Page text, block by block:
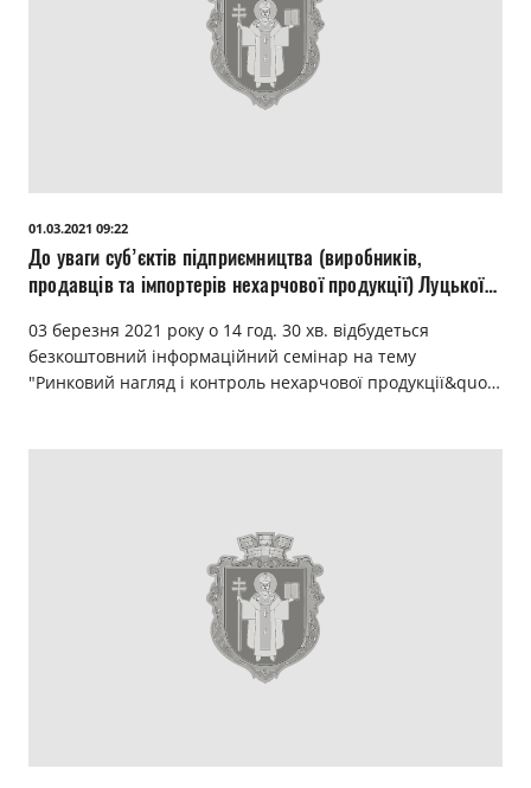
01.03.2021 09:22
До уваги суб’єктів підприємництва (виробників,
продавців та імпортерів нехарчової продукції) Луцької
03 березня 2021 року о 14 год. 30 хв. відбудеться
безкоштовний інформаційний семінар на тему
"Ринковий нагляд і контроль нехарчової продукції&quo…